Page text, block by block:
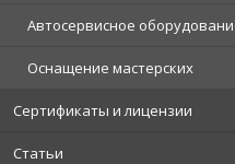
Автосервисное
Оснащение мастерских
Сертификаты и лицензии
Статьи